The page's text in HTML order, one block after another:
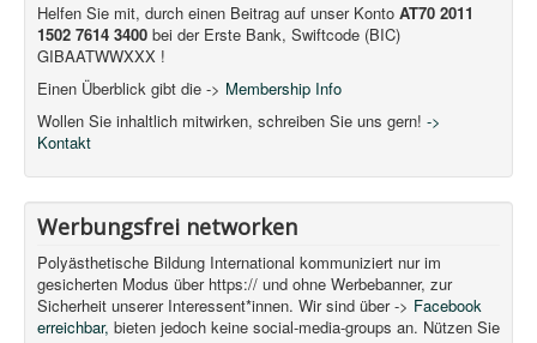
Helfen Sie mit, durch einen Beitrag auf unser Konto AT70 2011
1502 7614 3400 bei der Erste Bank, Swiftcode (BIC)
GIBAATWWXXX !
Einen Überblick gibt die -> Membership Info
Wollen Sie inhaltlich mitwirken, schreiben Sie uns gern! ->
Kontakt
Werbungsfrei networken
Polyästhetische Bildung International kommuniziert nur im
gesicherten Modus über https:// und ohne Werbebanner, zur
Sicherheit unserer Interessent*innen. Wir sind über -> Facebook
erreichbar, bieten jedoch keine social-media-groups an. Nützen Sie